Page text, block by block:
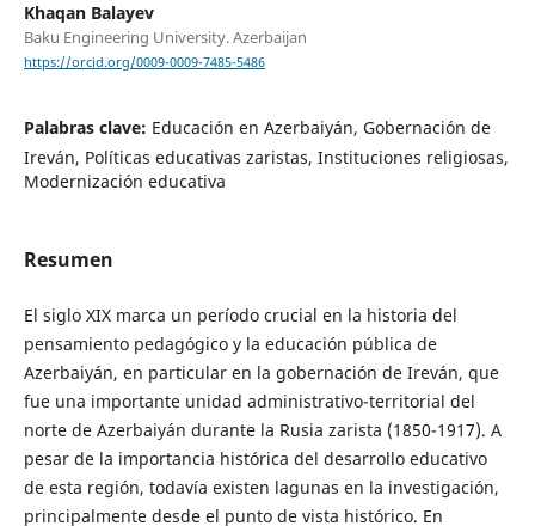
Khaqan Balayev
Baku Engineering University. Azerbaijan
https://orcid.org/0009-0009-7485-5486
Palabras clave: Educación en Azerbaiyán, Gobernación de
Ireván, Políticas educativas zaristas, Instituciones religiosas,
Modernización educativa
Resumen
El siglo XIX marca un período crucial en la historia del
pensamiento pedagógico y la educación pública de
Azerbaiyán, en particular en la gobernación de Ireván, que
fue una importante unidad administrativo-territorial del
norte de Azerbaiyán durante la Rusia zarista (1850-1917). A
pesar de la importancia histórica del desarrollo educativo
de esta región, todavía existen lagunas en la investigación,
principalmente desde el punto de vista histórico. En